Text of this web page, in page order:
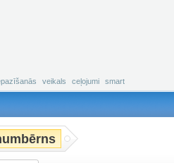
veikals ceļojumi smart